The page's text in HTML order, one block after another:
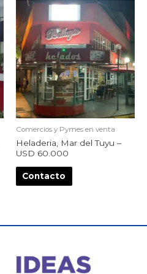
Comercios y Pymes en venta
Heladeria, Mar del Tuyu –
USD 60.000
Contacto